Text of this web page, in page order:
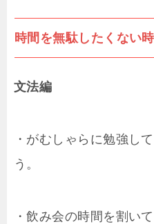
時間を無駄したくない
文法編
・がむしゃらに勉強し
う。
・飲み会の時間を割い